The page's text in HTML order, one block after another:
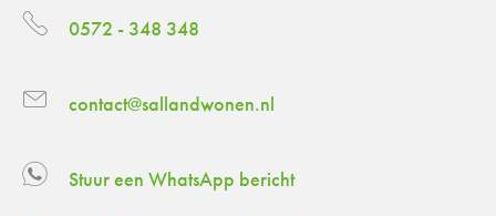
0572 - 348 348
contact@sallandwonen.nl
Stuur een WhatsApp bericht